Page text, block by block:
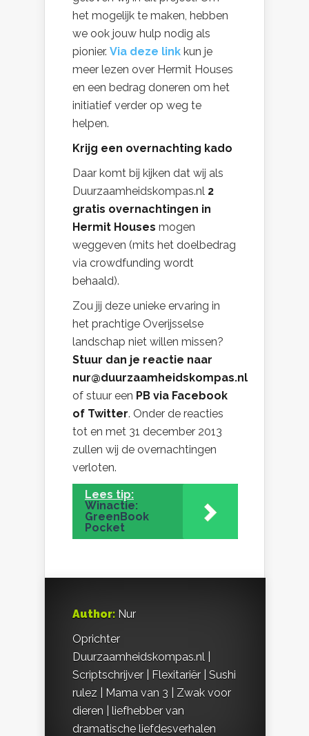
het mogelijk te maken, hebben
we ook jouw hulp nodig als
pionier. Via deze link kun je
meer lezen over Hermit Houses
en een bedrag doneren om het
initiatief verder op weg te
helpen.
Krijg een overnachting kado
Daar komt bij kijken dat wij als
Duurzaamheidskompas.nl 2
gratis overnachtingen in
Hermit Houses mogen
weggeven (mits het doelbedrag
via crowdfunding wordt
behaald).
Zou jij deze unieke ervaring in
het prachtige Overijsselse
landschap niet willen missen?
Stuur dan je reactie naar
nur@duurzaamheidskompas.nl
of stuur een PB via Facebook
of Twitter. Onder de reacties
tot en met 31 december 2013
zullen wij de overnachtingen
verloten.
Lees tip:
Winactie:
GreenBook
Pocket
Author: Nur
Oprichter
Duurzaamheidskompas.nl |
Scriptschrijver | Flexitariër | Sushi
rulez | Mama van 3 | Zwak voor
dieren | liefhebber van
dramatische liefdesverhalen